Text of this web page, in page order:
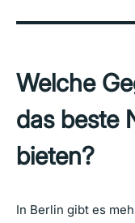
Welche
das beste
bieten?
In Berlin gibt es